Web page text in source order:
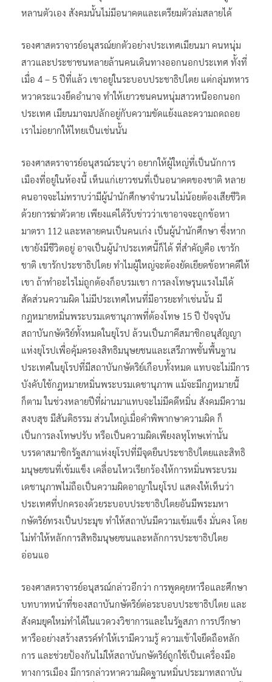
หลานตัวเอง สังคมนั้นไม่มีอนาคตและเตรียมตัวล่มสลายได้
รองศาสตราจารย์อนุสรณ์ยกตัวอย่างประเทศเมียนมา คนหนุ่ม
สาวและประชาชนหลายล้านคนเดินทางออกนอกประเทศ ทั้งที่
เมื่อ 4 – 5 ปีที่แล้ว เขาอยู่ในระบอบประชาธิปไตย แต่กลุ่มทหาร
หวาดระแวงยึดอำนาจ ทำให้เยาวชนคนหนุ่มสาวหนีออกนอก
ประเทศ เมียนมาจมปลักอยู่กับความขัดแย้งและความถดถอย
เราไม่อยากให้ไทยเป็นเช่นนั้น
รองศาสตราจารย์อนุสรณ์ระบุว่า อยากให้ผู้ใหญ่ที่เป็นนักการ
เมืองที่อยู่ในห้องนี้ เห็นแก่เยาวชนที่เป็นอนาคตของชาติ หลาย
คนอาจจะไม่ทราบว่ามีผู้นำนักศึกษาจำนวนไม่น้อยต้องเสียชีวิต
ด้วยการฆ่าตัวตาย เพียงแค่ได้รับข่าวว่าเขาอาจจะถูกข้อหา
มาตรา 112 และหลายคนเป็นคนเก่ง เป็นผู้นำนักศึกษา ซึ่งหาก
เขายังมีชีวิตอยู่ อาจเป็นผู้นำประเทศนี้ก็ได้ ที่สำคัญคือ เขารัก
ชาติ เขารักประชาธิปไตย ทำไมผู้ใหญ่จะต้องยัดเยียดข้อหาคดีให้
เขา ถ้าทำอะไรไม่ถูกต้องก็อบรมเขา การลงโทษรุนแรงไม่ได้
สัดส่วนความผิด ไม่มีประเทศไหนที่มีอารยะทำเช่นนั้น มี
กฎหมายหมิ่นพระบรมเดชานุภาพที่ต้องโทษ 15 ปี ปัจจุบัน
สถาบันกษัตริย์ทั้งหมดในยุโรป ล้วนเป็นภาคีสมาชิกอนุสัญญา
แห่งยุโรปเพื่อคุ้มครองสิทธิมนุษยชนและเสรีภาพขั้นพื้นฐาน
ประเทศในยุโรปที่มีสถาบันกษัตริย์เกือบทั้งหมด แทบจะไม่มีการ
บังคับใช้กฎหมายหมิ่นพระบรมเดชานุภาพ แม้จะมีกฎหมายนี้
ก็ตาม ในช่วงหลายปีที่ผ่านมาแทบจะไม่มีคดีหมิ่น สังคมมีความ
สงบสุข มีสันติธรรม ส่วนใหญ่เมื่อคำพิพากษาความผิด ก็
เป็นการลงโทษปรับ หรือเป็นความผิดเพียงลหุโทษเท่านั้น
บรรดาสมาชิกรัฐสภาแห่งยุโรปที่มีจุดยืนประชาธิปไตยและสิทธิ
มนุษยชนที่เข้มแข็ง เคลื่อนไหวเรียกร้องให้การหมิ่นพระบรม
เดชานุภาพไม่ถือเป็นความผิดอาญาในยุโรป แสดงให้เห็นว่า
ประเทศที่ปกครองด้วยระบอบประชาธิปไตยอันมีพระมหา
กษัตริย์ทรงเป็นประมุข ทำให้สถาบันมีความเข้มแข็ง มั่นคง โดย
ไม่ทำให้หลักการสิทธิมนุษยชนและหลักการประชาธิปไตย
อ่อนแอ
รองศาสตราจารย์อนุสรณ์กล่าวอีกว่า การพูดคุยหารือและศึกษา
บทบาทหน้าที่ของสถาบันกษัตริย์ต่อระบอบประชาธิปไตย และ
สังคมยุคใหม่ทำได้ในแวดวงวิชาการและในรัฐสภา การปรึกษา
หารืออย่างสร้างสรรค์ทำให้เรามีความรู้ ความเข้าใจยึดถือหลัก
การ และช่วยป้องกันไม่ให้สถาบันกษัตริย์ถูกใช้เป็นเครื่องมือ
ทางการเมือง มีการกล่าวหาความผิดฐานหมิ่นประมาทสถาบัน